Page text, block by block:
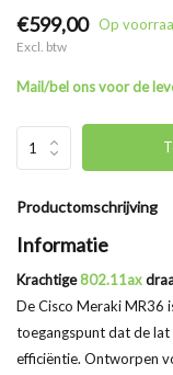
€599,00 Op
Excl. btw
Mail/bel ons voor de
Productomschrijving
Informatie
Krachtige802.11ax
De Cisco MerakiMR36
toegangspunt dat de
efficiëntie. Ontworpen